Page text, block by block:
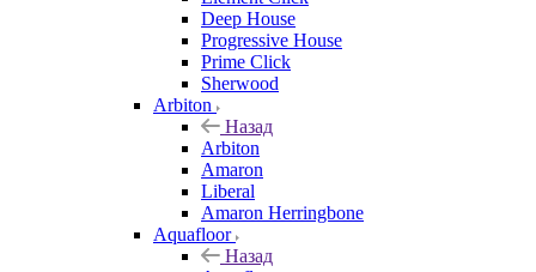
Deep House
Progressive House
Prime Click
Sherwood
Arbiton
Назад
Arbiton
Amaron
Liberal
Amaron Herringbone
Aquafloor
Назад